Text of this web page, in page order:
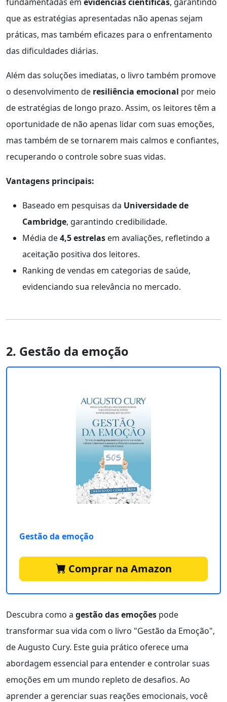
que as estratégias apresentadas não apenas sejam
práticas, mas também eficazes para o enfrentamento
das dificuldades diárias.
Além das soluções imediatas, o livro também promove
o desenvolvimento de resiliência emocional por meio
de estratégias de longo prazo. Assim, os leitores têm a
oportunidade de não apenas lidar com suas emoções,
mas também de se tornarem mais calmos e confiantes,
recuperando o controle sobre suas vidas.
Vantagens principais:
Baseado em pesquisas da Universidade de
Cambridge, garantindo credibilidade.
Média de4,5 estrelas em avaliações, refletindo a
aceitação positiva dos leitores.
Ranking de vendas em categorias de saúde,
evidenciando sua relevância no mercado.
2. Gestão da emoção
Gestão da emoção
Comprar na Amazon
Descubra como a gestão das emoções pode
transformar sua vida com o livro "Gestão da Emoção",
de Augusto Cury. Este guia prático oferece uma
abordagem essencial para entender e controlar suas
emoções em um mundo repleto de desafios. Ao
aprender a gerenciar suas reações emocionais, você